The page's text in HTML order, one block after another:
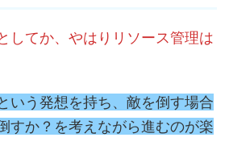
してか、やはりリソース管理は
いう発想を持ち、敵を倒す場合
すか？を考えながら進むのが楽